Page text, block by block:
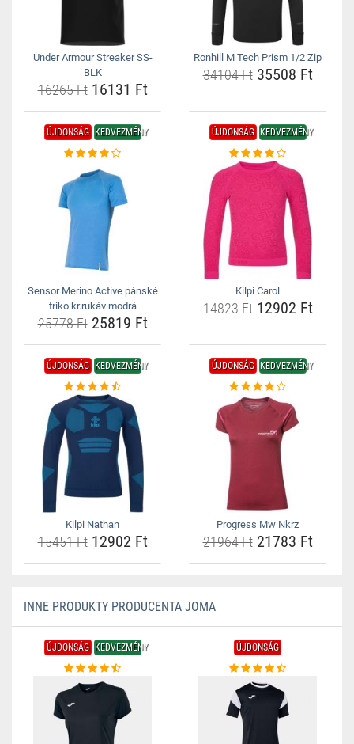
Under Armour Streaker SS-
BLK
16265 Ft16131 Ft
Ronhill M Tech Prism 1/2 Zip
34104 Ft35508 Ft
ÚJDONSÁG KEDVEZMÉNY
Sensor Merino Active pánské
triko kr.rukáv modrá
25778 Ft25819 Ft
ÚJDONSÁG KEDVEZMÉNY
Kilpi Carol
14823 Ft12902 Ft
ÚJDONSÁG KEDVEZMÉNY
Kilpi Nathan
15451 Ft12902 Ft
ÚJDONSÁG KEDVEZMÉNY
Progress Mw Nkrz
21964 Ft21783 Ft
INNE PRODUKTY PRODUCENTA JOMA
ÚJDONSÁG KEDVEZMÉNY ÚJDONSÁG